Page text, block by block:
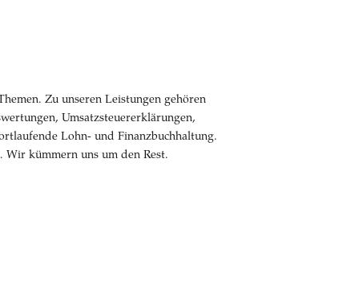
Zu unseren Leistungen gehören
Umsatzsteuererklärungen,
Lohn- und Finanzbuchhaltung.
kümmern uns um den Rest.